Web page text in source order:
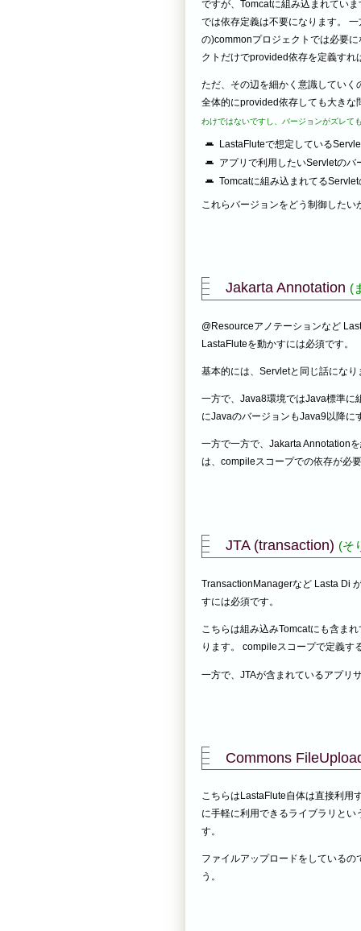
ですが、Tomcatに組み込まれてい
では依存定義は不要になります。
の)commonプロジェクトでは必要
クトだけでprovided依存を定義すれ
ただ、その辺を細かく意識してい
全体的にprovided依存しても大き
わけではないですし、バージョンがズレて
LastaFluteで想定している
アプリで利用したいServletのバ
Tomcatに組み込まれてる
これらバージョンをどう制御した
Jakarta Annotation (
@Resourceアノテーションなど
LastaFluteを動かすには必須です。
基本的には、Servletと同じ話になり
一方で、Java8環境ではJava標準に
にJavaのバージョンもJava9以降に
一方で一方で、Jakarta Annotation
は、compileスコープでの依存が必
JTA (transaction) (そ
TransactionManagerなど Lasta Di
すには必須です。
こちらは組み込みTomcatにも含ま
ります。 compileスコープで定義す
一方で、JTAが含まれているアプリ
Commons
こちらはLastaFlute自体は直接利用
に手軽に利用できるライブラリと
す。
ファイルアップロードをしている
う。